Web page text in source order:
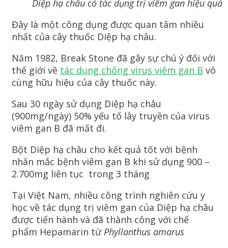
Diệp hạ châu có tác dụng trị viêm gan hiệu quả
Đây là một công dụng được quan tâm nhiều
nhất của cây thuốc Diệp hạ châu.
Năm 1982, Break Stone đã gây sự chú ý đối với
thế giới về tác dụng chống virus viêm gan B vô
cùng hữu hiệu của cây thuốc này.
Sau 30 ngày sử dụng Diệp hạ châu
(900mg/ngày) 50% yếu tố lây truyền của virus
viêm gan B đã mất đi.
Bột Diệp hạ châu cho kết quả tốt với bệnh
nhân mắc bệnh viêm gan B khi sử dụng 900 –
2.700mg liên tục trong 3 tháng
Tại Việt Nam, nhiều công trình nghiên cứu y
học về tác dụng trị viêm gan của Diệp hạ châu
được tiến hành và đã thành công với chế
phẩm Hepamarin từPhyllanthus amarus